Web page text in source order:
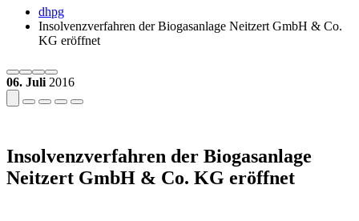
dhpg
Insolvenzverfahren der Biogasanlage Neitzert GmbH & Co.
KG eröffnet
06. Juli 2016
Insolvenzverfahren der Biogasanlage
Neitzert GmbH & Co. KG eröffnet